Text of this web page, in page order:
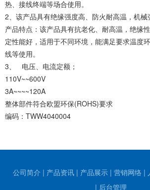
热、接线终端等场合使用。
2、该产品具有绝缘强度高、防火耐高温，机械
产品特点：该产品具有抗老化、耐高温，绝缘
定性能好，适用于不同环境，能满足要求温度
线等使用。
3、 电压、电流定额；
110V~~600V
3A~~~~120A
整体部件符合欧盟环保(ROHS)要求
编码：TWW4040004
公司简介 | 产品资讯 | 产品展示 | 营销网络 |
| 后台管理